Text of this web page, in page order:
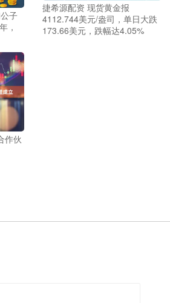
子
，
捷希源配资 现货黄金报
4112.744美元/盎司，单日大跌
173.66美元，跌幅达4.05%
作伙